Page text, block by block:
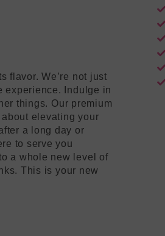
flavor. We’re not just
experience. Indulge in
things. Our premium
elevating your
a long day or
to serve you
a whole new level of
This is your new